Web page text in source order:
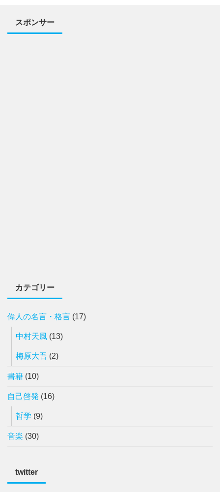
スポンサー
カテゴリー
偉人の名言・格言 (17)
中村天風 (13)
梅原大吾 (2)
書籍 (10)
自己啓発 (16)
哲学 (9)
音楽 (30)
twitter